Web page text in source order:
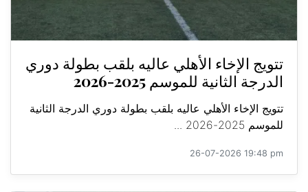
تتويج الإخاء الأهلي عاليه بلقب بطولة دوري
الدرجة الثانية للموسم 2025-2026
تتويج الإخاء الأهلي عاليه بلقب بطولة دوري الدرجة الثانية
للموسم 2025-2026 ...
26-07-2026 19:48 pm